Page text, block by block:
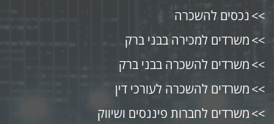
נכסים להשכרה
משרדים למכירה בבני ברק
משרדים להשכרה בבני ברק
משרדים להשכרה לעורכי דין
משרדים לחברות פיננסים ושיווק